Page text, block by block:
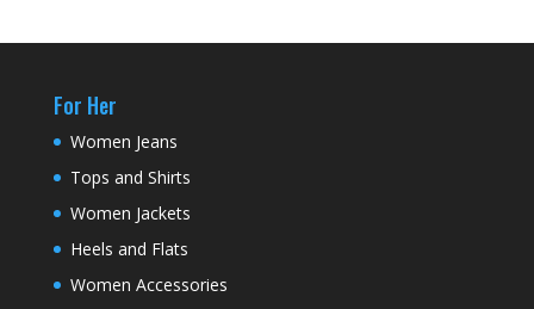
For Her
Women Jeans
Tops and Shirts
Women Jackets
Heels and Flats
Women Accessories